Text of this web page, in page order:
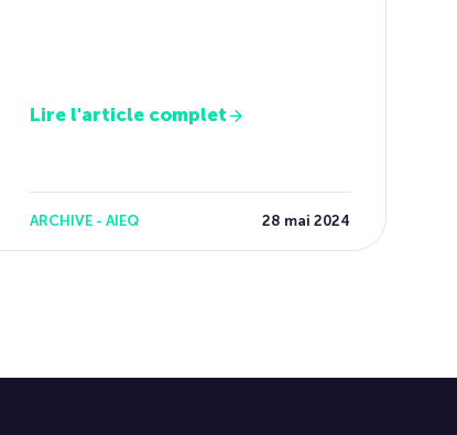
Lire l'article complet
ARCHIVE - AIEQ 28 mai 2024